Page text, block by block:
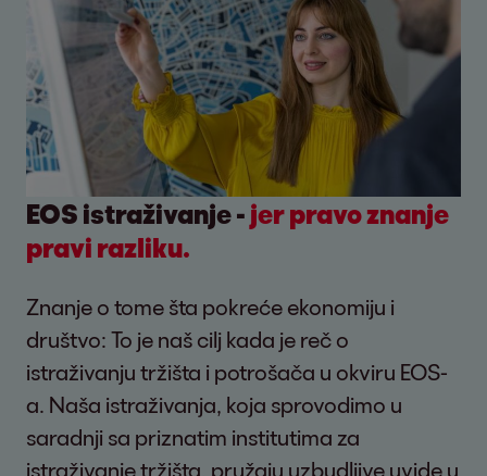
EOS istraživanje - jer pravo znanje
pravi razliku.
Znanje o tome šta pokreće ekonomiju i
društvo: To je naš cilj kada je reč o
istraživanju tržišta i potrošača u okviru EOS-
a. Naša istraživanja, koja sprovodimo u
saradnji sa priznatim institutima za
istraživanje tržišta, pružaju uzbudljive uvide u